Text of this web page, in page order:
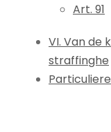
Art. 91
VI. Van de
straffinghe